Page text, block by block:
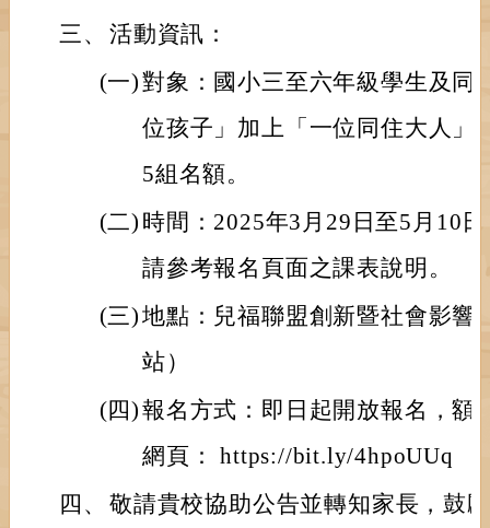
三、 活動資訊：
(一)對象：國小三至六年級學生及同
位孩子」加上「一位同住大人」
5組名額。
(二) 時間：2025年3月29日至5月10
請參考報名頁面之課表說明。
(三)地點：兒福聯盟創新暨社會影響
站）
(四)報名方式：即日起開放報名，額
網頁： https://bit.ly/4hpoUUq
四、 敬請貴校協助公告並轉知家長，鼓